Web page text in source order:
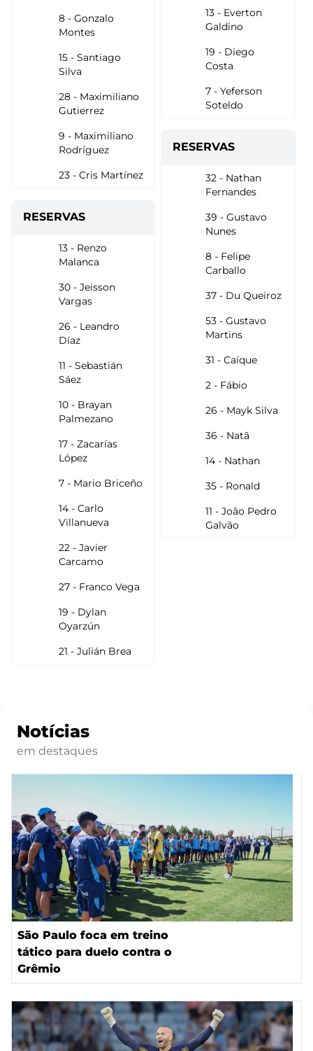
8 - Gonzalo
Montes
15 - Santiago
Silva
28 - Maximiliano
Gutierrez
9 - Maximiliano
Rodríguez
23 - Cris Martínez
RESERVAS
13 - Renzo
Malanca
30 - Jeisson
Vargas
26 - Leandro
Díaz
11 - Sebastián
Sáez
10 - Brayan
Palmezano
17 - Zacarías
López
7 - Mario Briceño
14 - Carlo
Villanueva
22 - Javier
Carcamo
27 - Franco Vega
19 - Dylan
Oyarzún
21 - Julián Brea
13 - Everton
Galdino
19 - Diego
Costa
7 - Yeferson
Soteldo
RESERVAS
32 - Nathan
Fernandes
39 - Gustavo
Nunes
8 - Felipe
Carballo
37 - Du Queiroz
53 - Gustavo
Martins
31 - Caíque
2 - Fábio
26 - Mayk Silva
36 - Natã
14 - Nathan
35 - Ronald
11 - João Pedro
Galvão
Notícias
em destaques
São Paulo foca em treino
tático para duelo contra o
Grêmio